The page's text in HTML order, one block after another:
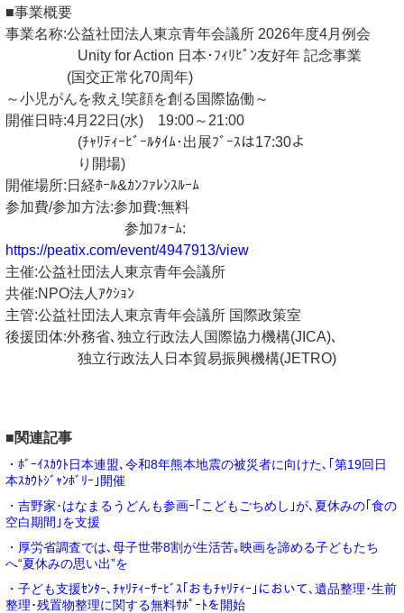
■事業概要
事業名称:公益社団法人東京青年会議所 2026年度4月例会
Unity for Action 日本･ﾌｨﾘﾋﾟﾝ友好年 記念事業
(国交正常化70周年)
～小児がんを救え!笑顔を創る国際協働～
開催日時:4月22日(水) 19:00～21:00
(ﾁｬﾘﾃｨｰﾋﾞｰﾙﾀｲﾑ･出展ﾌﾞｰｽは17:30よ
り開場)
開催場所:日経ﾎｰﾙ&ｶﾝﾌｧﾚﾝｽﾙｰﾑ
参加費/参加方法:参加費:無料
参加ﾌｫｰﾑ:
https://peatix.com/event/4947913/view
主催:公益社団法人東京青年会議所
共催:NPO法人ｱｸｼｮﾝ
主管:公益社団法人東京青年会議所 国際政策室
後援団体:外務省､独立行政法人国際協力機構(JICA)､
独立行政法人日本貿易振興機構(JETRO)
■関連記事
・ﾎﾞｰｲｽｶｳﾄ日本連盟､令和8年熊本地震の被災者に向けた､｢第19回日
本ｽｶｳﾄｼﾞｬﾝﾎﾞﾘｰ｣開催
・吉野家･はなまるうどんも参画ｰ｢こどもごちめし｣が､夏休みの｢食の
空白期間｣を支援
・厚労省調査では､母子世帯8割が生活苦｡映画を諦める子どもたち
へ“夏休みの思い出”を
・子ども支援ｾﾝﾀｰ､ﾁｬﾘﾃｨｰｻｰﾋﾞｽ｢おもﾁｬﾘﾃｨｰ｣において､遺品整理･生前
整理･残置物整理に関する無料ｻﾎﾟｰﾄを開始